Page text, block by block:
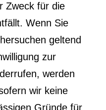
Zweck für die
Wenn Sie
geltend
zur
werden
wir keine
Gründe für